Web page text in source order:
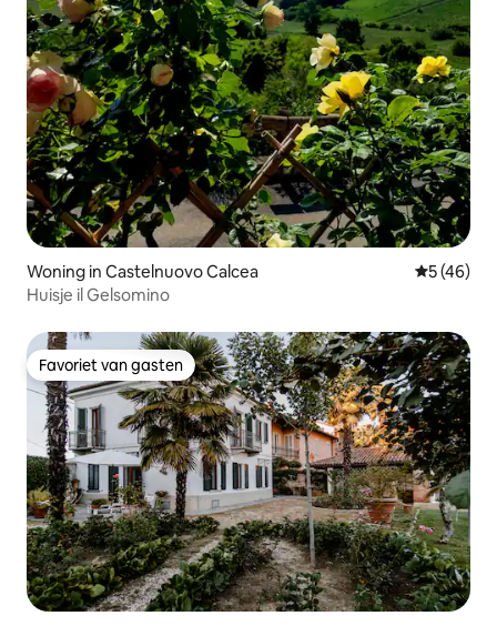
Woning in Castelnuovo Calcea
5 (46)
Huisje il Gelsomino
Favoriet van gasten
Favoriet van gasten